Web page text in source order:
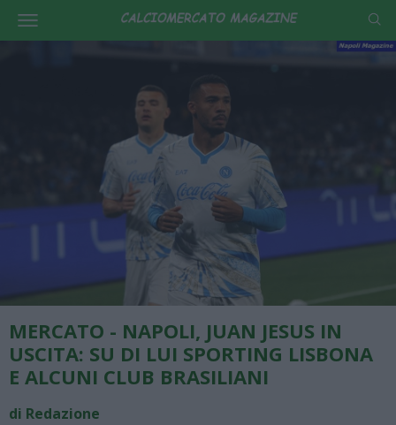
MERCATO - NAPOLI, JUAN JESUS IN
USCITA: SU DI LUI SPORTING LISBONA
E ALCUNI CLUB BRASILIANI
di Redazione